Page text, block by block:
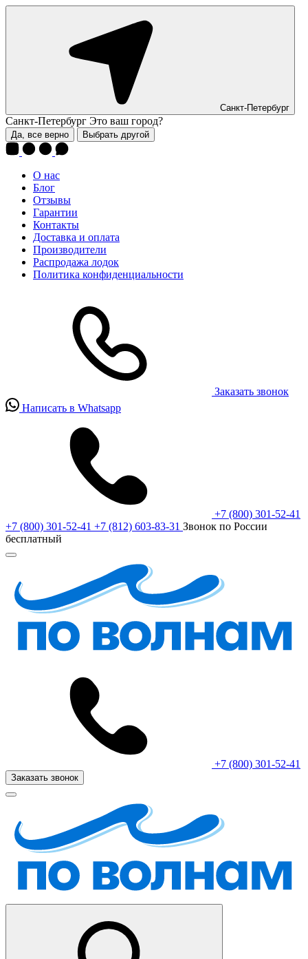
Санкт-Петербург
Санкт-Петербург Это ваш город?
Да, все верно Выбрать другой
О нас
Блог
Отзывы
Гарантии
Контакты
Доставка и оплата
Производители
Распродажа лодок
Политика конфиденциальности
Заказать звонок
Написать в Whatsapp
+7 (800) 301-52-41
+7 (800) 301-52-41 +7 (812) 603-83-31 Звонок по России
бесплатный
+7 (800) 301-52-41
Заказать звонок